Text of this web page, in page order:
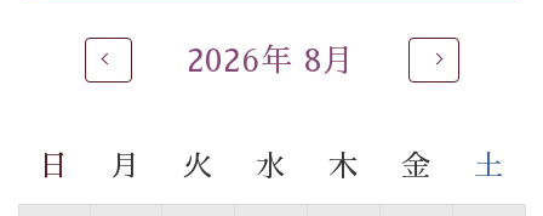
るご入浴をお愉しみください。
■お座敷風呂（大浴場）
す。
2026年 8月
日 月 火 水 木 金 土